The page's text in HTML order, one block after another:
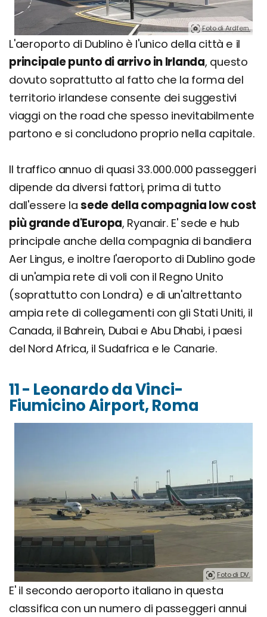
Foto di Ardfern.
L'aeroporto di Dublino è l'unico della città e il
principale punto di arrivo in Irlanda, questo
dovuto soprattutto al fatto che la forma del
territorio irlandese consente dei suggestivi
viaggi on the road che spesso inevitabilmente
partono e si concludono proprio nella capitale.
Il traffico annuo di quasi 33.000.000 passeggeri
dipende da diversi fattori, prima di tutto
dall'essere lasede della compagnia low cost
più grande d'Europa, Ryanair. E' sede e hub
principale anche della compagnia di bandiera
Aer Lingus, e inoltre l'aeroporto di Dublino gode
di un'ampia rete di voli con il Regno Unito
(soprattutto con Londra) e di un'altrettanto
ampia rete di collegamenti con gli Stati Uniti, il
Canada, il Bahrein, Dubai e Abu Dhabi, i paesi
del Nord Africa, il Sudafrica e le Canarie.
11 - Leonardo da Vinci-
Fiumicino Airport, Roma
Foto di DV.
E' il secondo aeroporto italiano in questa
classifica con un numero di passeggeri annui